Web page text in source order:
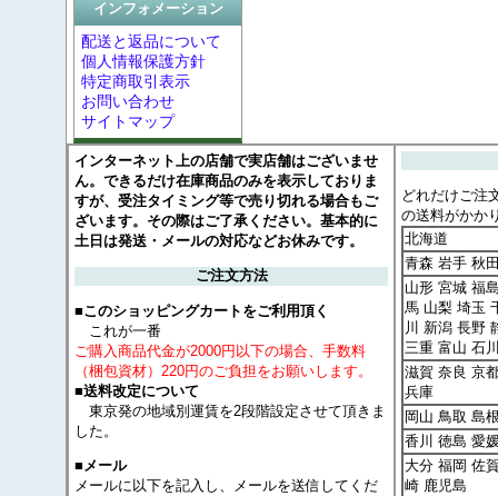
インフォメーション
配送と返品について
個人情報保護方針
特定商取引表示
お問い合わせ
サイトマップ
インターネット上の店舗で実店舗はございませ
ん。できるだけ在庫商品のみを表示しておりま
すが、受注タイミング等で売り切れる場合もご
ざいます。その際はご了承ください。基本的に
土日は発送・メールの対応などお休みです。
ご注文方法
■このショッピングカートをご利用頂く
これが一番
ご購入商品代金が2000円以下の場合、手数料
（梱包資材）220円のご負担をお願いします。
■送料改定について
東京発の地域別運賃を2段階設定させて頂きま
した。
■メール
メールに以下を記入し、メールを送信してくだ
どれだけご注
の送料がかか
北海道
青森 岩手 秋
山形 宮城 福
馬 山梨 埼玉
川 新潟 長野
三重 富山 石
滋賀 奈良 京
兵庫
岡山 鳥取 島
香川 徳島 愛
大分 福岡 佐
崎 鹿児島